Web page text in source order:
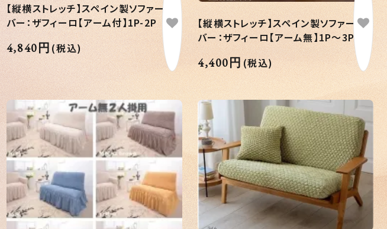
【縦横ストレッチ】スペイン製ソファーカ
バー：ザフィーロ【アーム付】1P-2P
4,840円(税込)
【縦横ストレッチ】スペイン製ソファーカ
バー：ザフィーロ【アーム無】1P～3P
4,400円 (税込)